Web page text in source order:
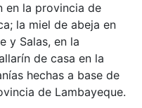
en la provincia de
la miel de abeja en
y Salas, en la
de casa en la
hechas a base de
de Lambayeque.